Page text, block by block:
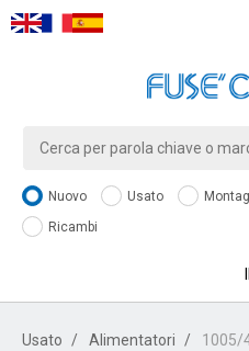
Nuovo Usato
Ricambi
Usato Alimentatori 1005/